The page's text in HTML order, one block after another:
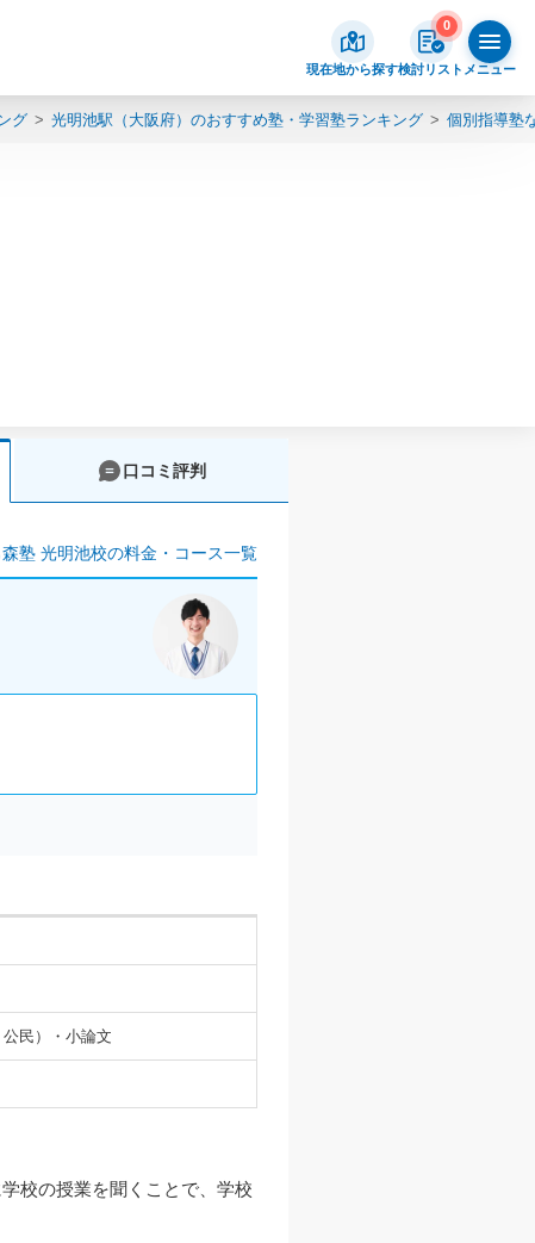
現在地から探す
0
検討リスト メニュー
グ 光明池駅（大阪府）のおすすめ塾・学習塾ランキング 個別指導塾
口コミ評判
塾 光明池校の料金・コース一覧
民）・小論文
校の授業を聞くことで、学校